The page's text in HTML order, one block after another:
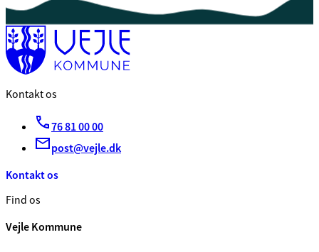
Kontakt os
76 81 00 00
post@vejle.dk
Kontakt os
Find os
Vejle Kommune